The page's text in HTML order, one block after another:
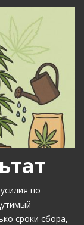
по
сроки сбора,